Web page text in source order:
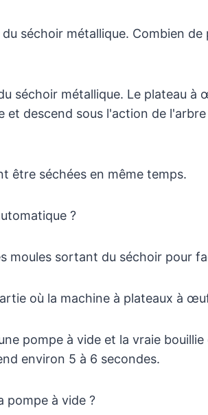
du séchoir métallique. Combien
séchoir métallique. Le plateau
et descend sous l'action de
être séchées en même temps.
?
moules sortant du séchoir pour
où la machine à plateaux à
pompe à vide et la vraie
environ 5 à 6 secondes.
pompe à vide ?